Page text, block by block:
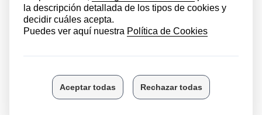
Debido al uso tan frecuente que se le da a las ollas
express es posible que sus accesorios en algún
momento se vean desgastados o deteriorados. Por
de estos signos, es hora de cambiarla.
Existen muchos modelos, por lo que es indispensable